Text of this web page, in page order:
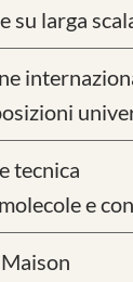
su larga
tecnica
e